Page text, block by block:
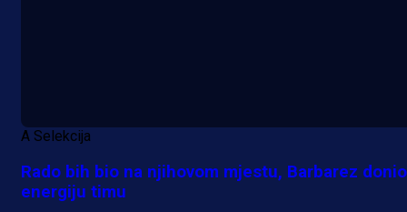
A Selekcija
Rado bih bio na njihovom mjestu, Barbarez donio
energiju timu